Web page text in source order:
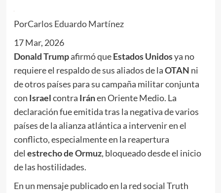
PorCarlos Eduardo Martínez
17 Mar, 2026
Donald Trumpafirmó queEstados Unidosya no
requiere el respaldo de sus aliados de laOTAN ni
de otros países para su campaña militar conjunta
con Israelcontra Iránen Oriente Medio. La
declaración fue emitida tras la negativa de varios
países de la alianza atlántica a intervenir en el
conflicto, especialmente en la reapertura
del estrecho de Ormuz, bloqueado desde el inicio
de las hostilidades.
En un mensaje publicado en la red social Truth